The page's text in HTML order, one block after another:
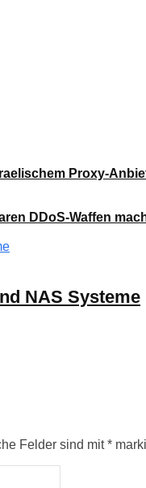
Proxy-
DDoS-Waffen
NAS Systeme
Felder sind mit*